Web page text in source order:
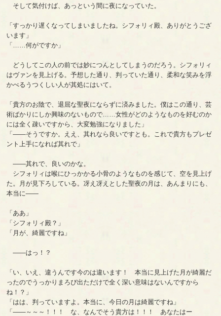
そして気付けば、あっという間に夜になっていた。
「すっかり遅くなってしまいましたね。シフォリィ殿、ありがとうござ
います」
「……何がですか」
どうしてこの人の前では妙につんとしてしまうのだろう。シフォリィ
はヴァンを見上げる。予想した通り、判っていた通り、柔和な笑みを浮
かべるうつくしい人が其処にはいて。
「貴方のお陰で、退屈な聖夜にならずに済みました。僕はこの通り、芸
術ばかりにしか興味のないもので……女性がどのようなものを好むのか
には全く疎いですから、大変勉強になりました」
「――そうですか。ええ、其れなら良いですとも。これで貴方もプレゼ
ント上手になれば其れで」
――其れで、良いのかな。
シフォリィは喉にひっかかる小骨のようなものを感じて、空を見上げ
た。月が見下ろしている。冴え冴えとした聖夜の月は、あんまりにも、
本当に――
「ああ」
「シフォリィ殿？」
「月が、綺麗ですね」
――はっ！？
「い、いえ、違うんです今のは違います！ 本当に見上げた月が綺麗だ
ったのでうっかりまろび出ただけで全く深い意味はないんですから
ね！？」
「はは、判っていますよ。本当に、今日の月は綺麗ですね」
「――～～～！！！ な、なんでそう貴方は！！！ あなたはー